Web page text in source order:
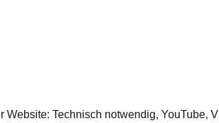
Technisch notwendig, YouTube,